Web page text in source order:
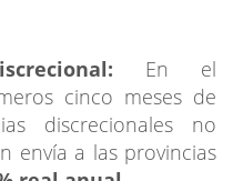
En el
cinco meses de
discrecionales no
envía a las provincias